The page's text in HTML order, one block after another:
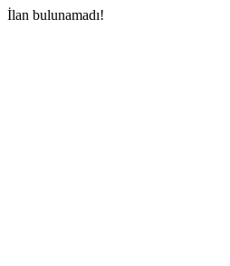
İlan bulunamadı!